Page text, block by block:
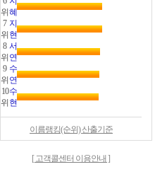
위 혜
7
위
지
현
8
위
서
연
9
위
수
연
10
위
수
현
이름랭킹(순위) 산출기준
[ 고객콜센터 이용안내 ]